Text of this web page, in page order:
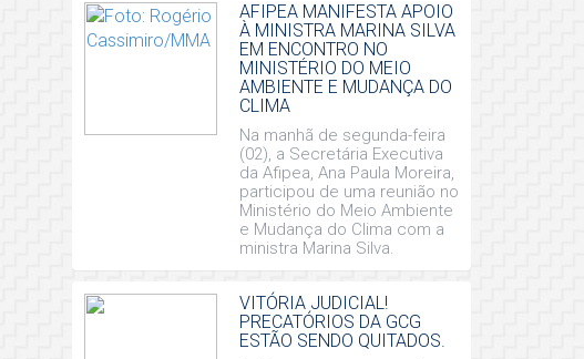
AFIPEA MANIFESTA APOIO
À MINISTRA MARINA SILVA
EM ENCONTRO NO
MINISTÉRIO DO MEIO
AMBIENTE E MUDANÇA DO
CLIMA
Na manhã de segunda-feira
(02), a Secretária Executiva
da Afipea, Ana Paula Moreira,
participou de uma reunião no
Ministério do Meio Ambiente
e Mudança do Clima com a
ministra Marina Silva.
VITÓRIA JUDICIAL!
PRECATÓRIOS DA GCG
ESTÃO SENDO QUITADOS.